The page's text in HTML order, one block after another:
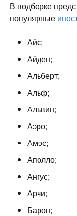
В подборке
популярные
Айс;
Айден;
Альберт;
Альф;
Альвин;
Аэро;
Амос;
Аполло;
Ангус;
Арчи;
Барон;